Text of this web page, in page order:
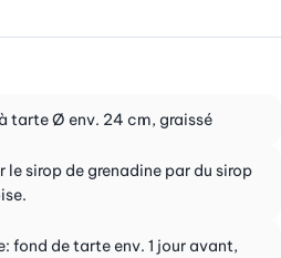
tarte Ø env. 24 cm, graissé
sirop de grenadine par du sirop
fond de tarte env. 1 jour avant,